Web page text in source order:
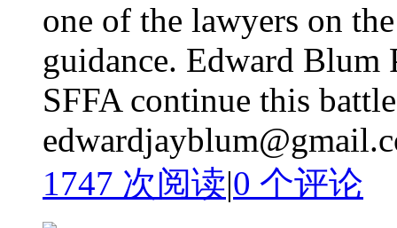
one of the lawyers on
guidance. Edward Blum
SFFA continue this
1747 次阅读|0 个评论